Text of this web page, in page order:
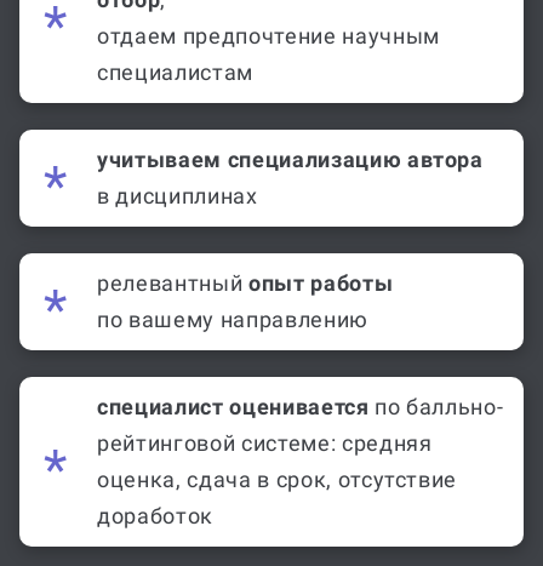
отдаем предпочтение научным
специалистам
учитываем специализацию автора
в дисциплинах
релевантный опыт работы
по вашему направлению
специалист оценивается по балльно-
рейтинговой системе: средняя
оценка, сдача в срок, отсутствие
доработок